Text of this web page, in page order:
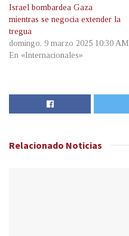
Israel bombardea Gaza
mientras se negocia extender la
tregua
domingo, 9 marzo 2025 10:30 AM
En «Internacionales»
Relacionado Noticias